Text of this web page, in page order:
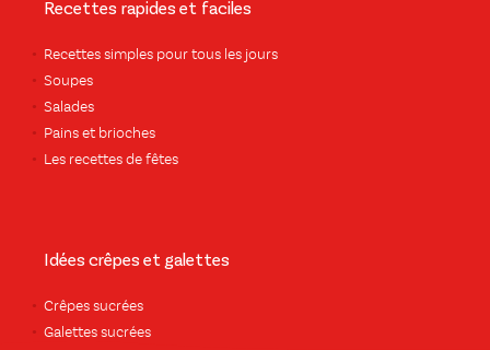
Recettes rapides et faciles
Recettes simples pour tous les jours
Soupes
Salades
Pains et brioches
Les recettes de fêtes
Idées crêpes et galettes
Crêpes sucrées
Galettes sucrées